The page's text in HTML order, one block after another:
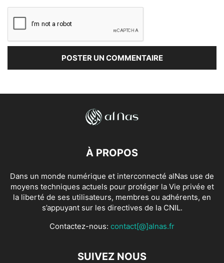
À PROPOS
Dans un monde numérique et interconnecté alNas use de
moyens techniques actuels pour protéger la Vie privée et
la liberté de ses utilisateurs, membres ou adhérents, en
s’appuyant sur les directives de la CNIL.
Contactez-nous: contact[@]alnas.fr
SUIVEZ NOUS